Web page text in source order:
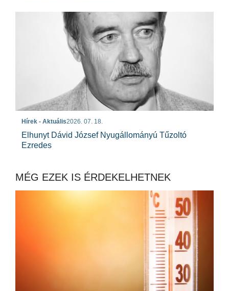
Hírek - Aktuális2026. 07. 18.
Elhunyt Dávid József Nyugállományú Tűzoltó
Ezredes
MÉG EZEK IS ÉRDEKELHETNEK